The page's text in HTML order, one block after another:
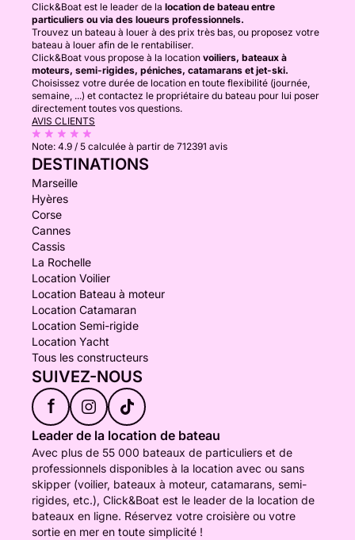
Click&Boat est le leader de la location de bateau entre
particuliers ou via des loueurs professionnels.
Trouvez un bateau à louer à des prix très bas, ou proposez votre
bateau à louer afin de le rentabiliser.
Click&Boat vous propose à la location voiliers, bateaux à
moteurs, semi-rigides, péniches, catamarans et jet-ski.
Choisissez votre durée de location en toute flexibilité (journée,
semaine, ...) et contactez le propriétaire du bateau pour lui poser
directement toutes vos questions.
AVIS CLIENTS
Note: 4.9 / 5 calculée à partir de 712391 avis
DESTINATIONS
Marseille
Hyères
Corse
Cannes
Cassis
La Rochelle
Location Voilier
Location Bateau à moteur
Location Catamaran
Location Semi-rigide
Location Yacht
Tous les constructeurs
SUIVEZ-NOUS
f
Leader de la location de bateau
Avec plus de 55 000 bateaux de particuliers et de
professionnels disponibles à la location avec ou sans
skipper (voilier, bateaux à moteur, catamarans, semi-
rigides, etc.), Click&Boat est le leader de la location de
bateaux en ligne. Réservez votre croisière ou votre
sortie en mer en toute simplicité !